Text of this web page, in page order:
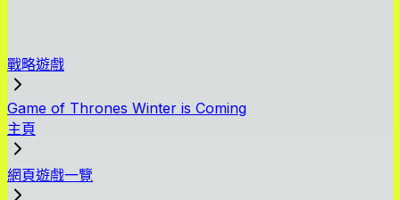
戰略遊戲
Game of Thrones Winter is Coming
主頁
網頁遊戲一覽